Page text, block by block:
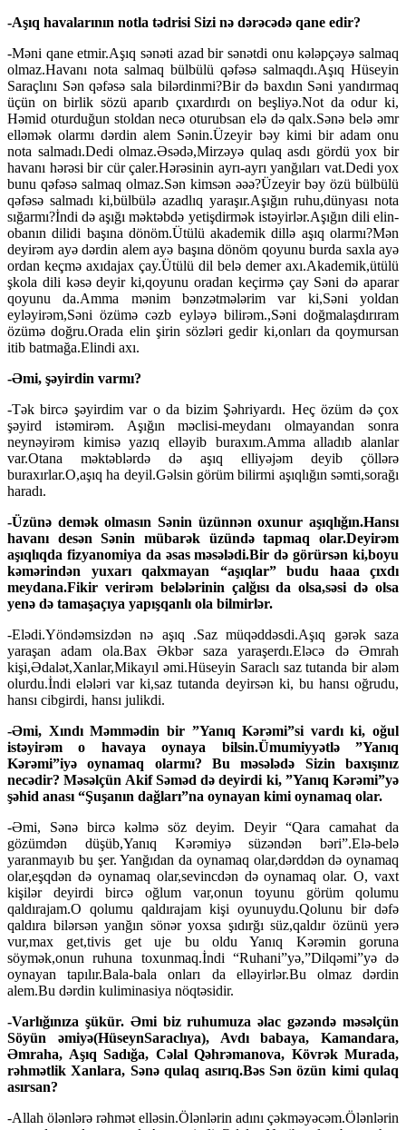
-Aşıq havalarının notla tədrisi Sizi nə dərəcədə qane edir?
-Məni qane etmir.Aşıq sənəti azad bir sənətdi onu kələpçəyə salmaq
olmaz.Havanı nota salmaq bülbülü qəfəsə salmaqdı.Aşıq Hüseyin
Saraçlını Sən qəfəsə sala bilərdinmi?Bir də baxdın Səni yandırmaq
üçün on birlik sözü aparıb çıxardırdı on beşliyə.Not da odur ki,
Həmid oturduğun stoldan necə oturubsan elə də qalx.Sənə belə əmr
elləmək olarmı dərdin alem Sənin.Üzeyir bəy kimi bir adam onu
nota salmadı.Dedi olmaz.Əsədə,Mirzəyə qulaq asdı gördü yox bir
havanı hərəsi bir cür çaler.Hərəsinin ayrı-ayrı yanğıları vat.Dedi yox
bunu qəfəsə salmaq olmaz.Sən kimsən əəə?Üzeyir bəy özü bülbülü
qəfəsə salmadı ki,bülbülə azadlıq yaraşır.Aşığın ruhu,dünyası nota
sığarmı?İndi də aşığı məktəbdə yetişdirmək istəyirlər.Aşığın dili elin-
obanın dilidi başına dönöm.Ütülü akademik dillə aşıq olarmı?Mən
deyirəm ayə dərdin alem ayə başına dönöm qoyunu burda saxla ayə
ordan keçmə axıdajax çay.Ütülü dil belə demer axı.Akademik,ütülü
şkola dili kəsə deyir ki,qoyunu oradan keçirmə çay Səni də aparar
qoyunu da.Amma mənim bənzətmələrim var ki,Səni yoldan
eyləyirəm,Səni özümə cəzb eyləyə bilirəm.,Səni doğmalaşdırıram
özümə doğru.Orada elin şirin sözləri gedir ki,onları da qoymursan
itib batmağa.Elindi axı.
-Əmi, şəyirdin varmı?
-Tək bircə şəyirdim var o da bizim Şəhriyardı. Heç özüm də çox
şəyird istəmirəm. Aşığın məclisi-meydanı olmayandan sonra
neynəyirəm kimisə yazıq elləyib buraxım.Amma alladıb alanlar
var.Otana məktəblərdə də aşıq elliyəjəm deyib çöllərə
buraxırlar.O,aşıq ha deyil.Gəlsin görüm bilirmi aşıqlığın səmti,sorağı
haradı.
-Üzünə demək olmasın Sənin üzünnən oxunur aşıqlığın.Hansı
havanı desən Sənin mübarək üzündə tapmaq olar.Deyirəm
aşıqlıqda fizyanomiya da əsas məsələdi.Bir də görürsən ki,boyu
kəmərindən yuxarı qalxmayan “aşıqlar” budu haaa çıxdı
meydana.Fikir verirəm belələrinin çalğısı da olsa,səsi də olsa
yenə də tamaşaçıya yapışqanlı ola bilmirlər.
-Elədi.Yöndəmsizdən nə aşıq .Saz müqəddəsdi.Aşıq gərək saza
yaraşan adam ola.Bax Əkbər saza yaraşerdı.Eləcə də Əmrah
kişi,Ədalət,Xanlar,Mikayıl əmi.Hüseyin Saraclı saz tutanda bir aləm
olurdu.İndi elələri var ki,saz tutanda deyirsən ki, bu hansı oğrudu,
hansı cibgirdi, hansı julikdi.
-Əmi, Xındı Məmmədin bir ”Yanıq Kərəmi”si vardı ki, oğul
istəyirəm o havaya oynaya bilsin.Ümumiyyətlə ”Yanıq
Kərəmi”iyə oynamaq olarmı? Bu məsələdə Sizin baxışınız
necədir? Məsəlçün Akif Səməd də deyirdi ki, ”Yanıq Kərəmi”yə
şəhid anası “Şuşanın dağları”na oynayan kimi oynamaq olar.
-Əmi, Sənə bircə kəlmə söz deyim. Deyir “Qara camahat da
gözümdən düşüb,Yanıq Kərəmiyə süzəndən bəri”.Elə-belə
yaranmayıb bu şer. Yanğıdan da oynamaq olar,dərddən də oynamaq
olar,eşqdən də oynamaq olar,sevincdən də oynamaq olar. O, vaxt
kişilər deyirdi bircə oğlum var,onun toyunu görüm qolumu
qaldırajam.O qolumu qaldırajam kişi oyunuydu.Qolunu bir dəfə
qaldıra bilərsən yanğın sönər yoxsa şıdırğı süz,qaldır özünü yerə
vur,max get,tivis get uje bu oldu Yanıq Kərəmin goruna
söymək,onun ruhuna toxunmaq.İndi “Ruhani”yə,”Dilqəmi”yə də
oynayan tapılır.Bala-bala onları da elləyirlər.Bu olmaz dərdin
alem.Bu dərdin kuliminasiya nöqtəsidir.
-Varlığınıza şükür. Əmi biz ruhumuza əlac gəzəndə məsəlçün
Söyün əmiyə(HüseynSaraclıya), Avdı babaya, Kamandara,
Əmraha, Aşıq Sadığa, Cəlal Qəhrəmanova, Kövrək Murada,
rəhmətlik Xanlara, Sənə qulaq asırıq.Bəs Sən özün kimi qulaq
asırsan?
-Allah ölənlərə rəhmət elləsin.Ölənlərin adını çəkməyəcəm.Ölənlərin